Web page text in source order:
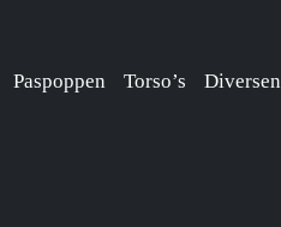
Paspoppen Torso’s Diversen